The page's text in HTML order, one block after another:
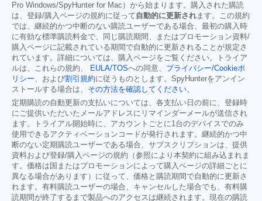
Pro Windows/SpyHunter for Mac）から始まります。購入された購読
は、登録/購入ページの規約に従って自動的に更新され ます。この規約
では、継続的かつ中断のない購読ユーザーである場合、最初の購入時
に有効な標準購読料金で、同じ購読期間、またはプロモーション資料/
購入ページに記載されている期間で自動的に更新されることが規定さ
れています。詳細については、購入ページをご覧ください。トライア
ルは、これらの規約、
EULA/TOSへの同意、 プライバシー/Cookieポ
リシー 、および割引規約に従うものとします。SpyHunterをアンイン
ストールする場合は、 その方法を確認してください。
定期購読の自動更新の支払いについては、各支払い日の前に、登録時
にご提供いただいたメールアドレスにリマインダーメールが送信され
ます。トライアル開始時に、アカウントごとに1台のデバイスでのみ
使用できるアクティベーションコードが発行されます。継続的かつ中
断のない定期購読ユーザーである場合、サブスクリプションは、提供
資料および登録/購入ページの規約（参照により本契約に組み込まれま
す。価格は国またはプロモーションによって購入ページの詳細ごとに
異なる場合があります）に従って、価格と購読期間で自動的に更新さ
れます。有料購読ユーザーの場合、キャンセルした場合でも、有料購
読期間が終了するまで製品へのアクセスは継続されます。現在の購読